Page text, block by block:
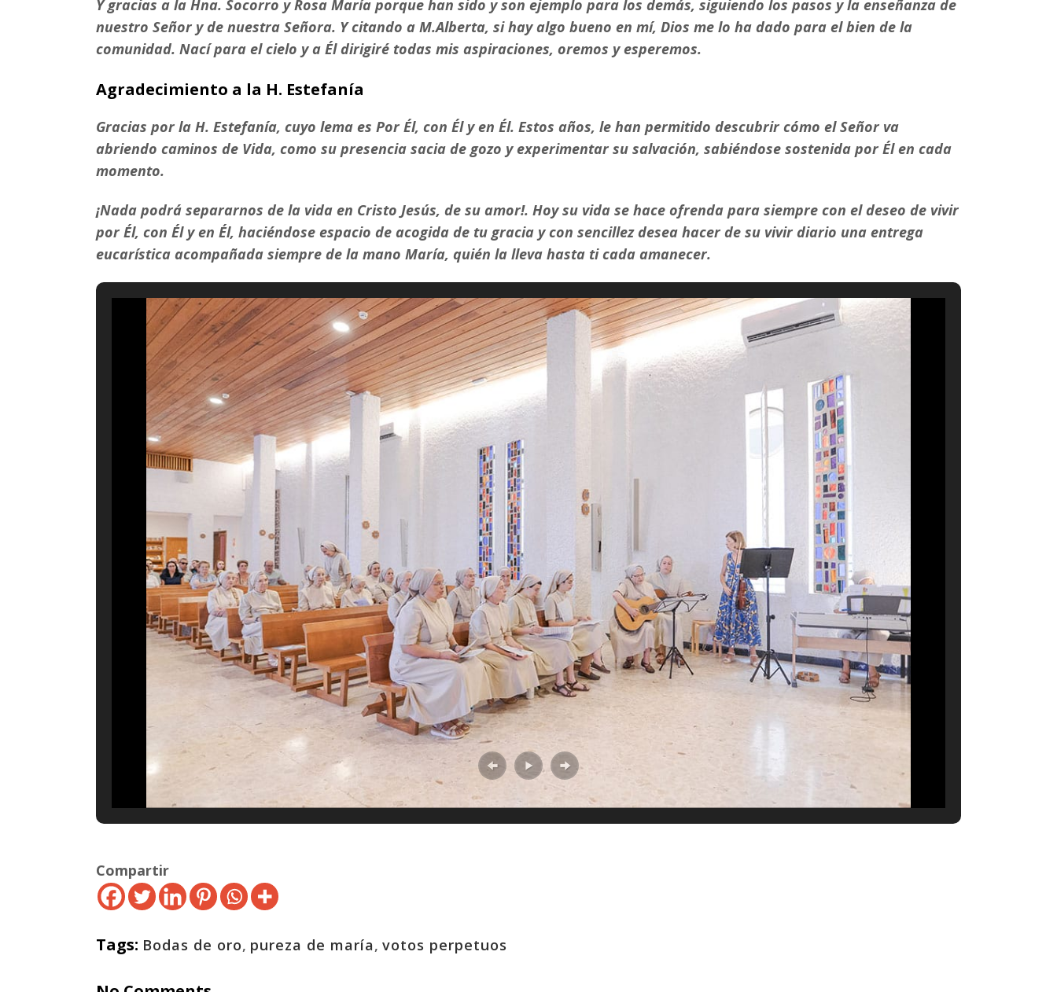
Y gracias a la Hna. Socorro y Rosa María porque han sido y son ejemplo para los demás, siguiendo los pasos y la enseñanza de
nuestro Señor y de nuestra Señora. Y citando a M.Alberta, si hay algo bueno en mí, Dios me lo ha dado para el bien de la
comunidad. Nací para el cielo y a Él dirigiré todas mis aspiraciones, oremos y esperemos.
Agradecimiento a la H. Estefanía
Gracias por la H. Estefanía, cuyo lema es Por Él, con Él y en Él. Estos años, le han permitido descubrir cómo el Señor va
abriendo caminos de Vida, como su presencia sacia de gozo y experimentar su salvación, sabiéndose sostenida por Él en cada
momento.
¡Nada podrá separarnos de la vida en Cristo Jesús, de su amor!. Hoy su vida se hace ofrenda para siempre con el deseo de vivir
por Él, con Él y en Él, haciéndose espacio de acogida de tu gracia y con sencillez desea hacer de su vivir diario una entrega
eucarística acompañada siempre de la mano María, quién la lleva hasta ti cada amanecer.
Compartir
Tags: Bodas de oro, pureza de maría, votos perpetuos